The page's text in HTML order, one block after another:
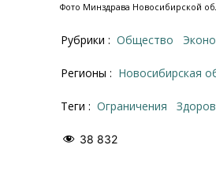
Фото Минздрава Новосибирской
Рубрики : Общество
Регионы : Новосибирская
Теги : ограничения
38 832